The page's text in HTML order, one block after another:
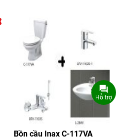
Bồn cầu Inax C-117VA
Hỗ trợ